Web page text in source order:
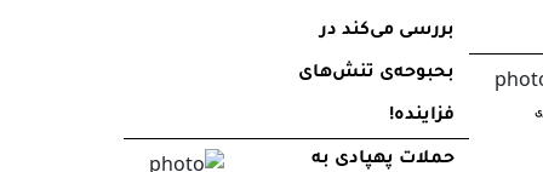
بررسی می‌کند در
بحبوحه‌ی تنش‌های
فزاینده!
حملات پهپادی به